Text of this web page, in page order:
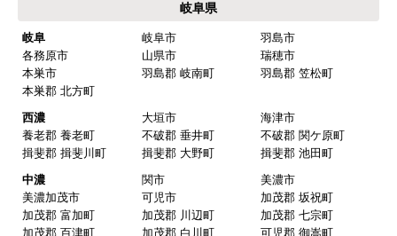
岐阜県
岐阜 岐阜市
羽島市
各務原市
山県市
瑞穂市
本巣市
羽島郡 岐南町
羽島郡 笠松町
本巣郡 北方町
西濃
大垣市
海津市
養老郡 養老町
不破郡 垂井町
不破郡 関ケ原町
揖斐郡 揖斐川町
揖斐郡 大野町
揖斐郡 池田町
中濃
関市
美濃市
美濃加茂市
可児市
加茂郡 坂祝町
加茂郡 富加町
加茂郡 川辺町
加茂郡 七宗町
加茂郡 百津町
加茂郡 白川町
可児郡 御嵩町